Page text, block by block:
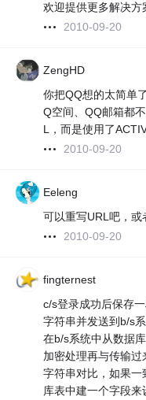
欢迎提供更多解决方
2010-09-20
ZengHD
你把QQ想的太简单
Q空间、QQ邮箱都
L，而是使用了
2010-09-20
Eeleng
可以重写URL吧，或
2010-09-20
fingternest
c/s登录成功后保存
字符串并发送到b/s系
在b/s系统中从数据
加密处理再与传输过
字符串对比，如果
库表中建一个字段来